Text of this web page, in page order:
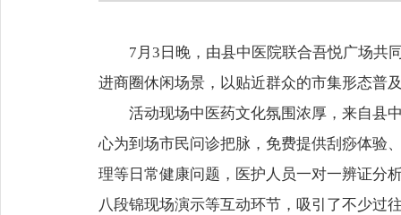
7月3日晚，由县中医院联合吾悦广场共
进商圈休闲场景，以贴近群众的市集形态普
活动现场中医药文化氛围浓厚，来自县
心为到场市民问诊把脉，免费提供刮痧体验
理等日常健康问题，医护人员一对一辨证分
八段锦现场演示等互动环节，吸引了不少过